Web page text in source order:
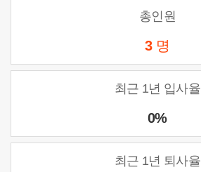
총인원
3 명
최근 1년 입사율
0%
최근 1년 퇴사율